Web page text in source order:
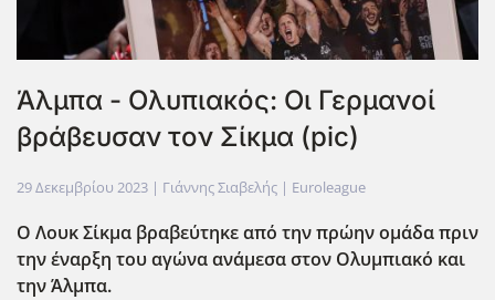
Άλμπα - Ολυπιακός: Οι Γερμανοί
βράβευσαν τον Σίκμα (pic)
29 Δεκεμβρίου 2023 | Γιάννης Σιαβελής | Euroleague
Ο Λουκ Σίκμα βραβεύτηκε από την πρώην ομάδα πριν
την έναρξη του αγώνα ανάμεσα στον Ολυμπιακό και
την Άλμπα.